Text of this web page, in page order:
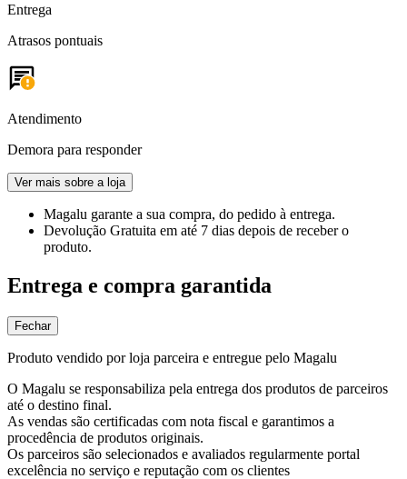
Entrega
Atrasos pontuais
Atendimento
Demora para responder
Ver mais sobre a loja
Magalu garante a sua compra, do pedido à entrega.
Devolução Gratuita em até 7 dias depois de receber o
produto.
Entrega e compra garantida
Fechar
Produto vendido por loja parceira e entregue pelo Magalu
O Magalu se responsabiliza pela entrega dos produtos de parceiros
até o destino final.
As vendas são certificadas com nota fiscal e garantimos a
procedência de produtos originais.
Os parceiros são selecionados e avaliados regularmente portal
excelência no serviço e reputação com os clientes